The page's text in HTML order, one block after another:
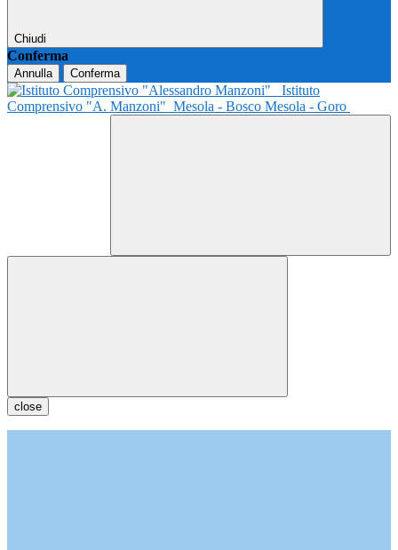
Chiudi
Conferma
Annulla Conferma
Istituto
Comprensivo "A. Manzoni" Mesola - Bosco Mesola - Goro
close